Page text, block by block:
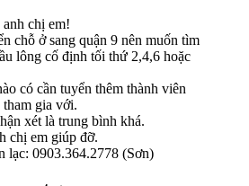
chị em!
chỗ ở sang quận 9 nên muốn tìm
lông cố định tối thứ 2,4,6 hoặc
có cần tuyển thêm thành viên
gia với.
xét là trung bình khá.
chị em giúp đỡ.
lạc: 0903.364.2778 (Sơn)